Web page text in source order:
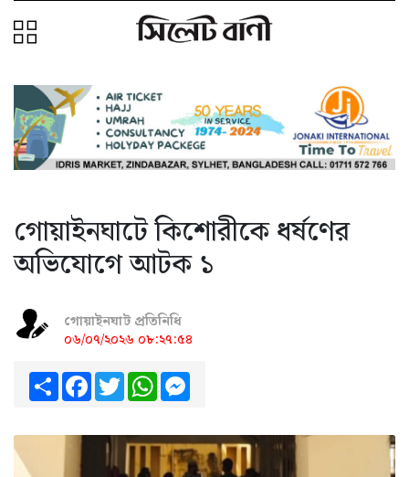
গোয়াইনঘাটে কিশোরীকে ধর্ষণের
অভিযোগে আটক ১
গোয়াইনঘাট প্রতিনিধি
০৬/০৭/২০২৬ ০৮:২৭:৫৪
ShareFacebook
TwitterWhatsApp